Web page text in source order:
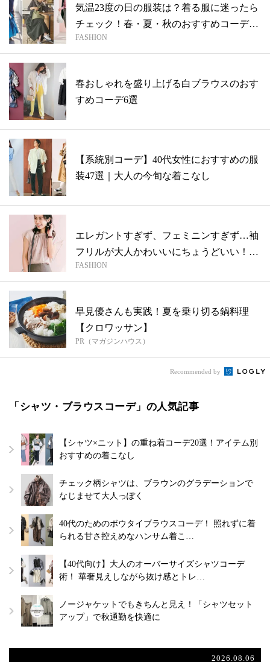
気温23度の日の服装は？着る服に迷ったら
チェック！春・夏・秋のおすすめコーデ
30...
FASHION
春おしゃれを盛り上げる白ブラウスのおす
すめコーデ6選
【系統別コーデ】40代女性におすすめの服
装47選｜大人の今旬な着こなし
エレガントすぎず、フェミニンすぎず…袖
フリルが大人かわいいにちょうどいい！
【今欲...
FASHION
早見優さんも実践！夏を乗り切る鍋料理
【クロワッサン】
PR（マガジンハウス）
Recommended by
「シャツ・ブラウスコーデ」の人気記事
【シャツ×ニット】の重ね着コーデ20選！アイテム別
おすすめの着こなし
チェック柄シャツは、ブラウンのグラデーションで
なじませて大人っぽく
40代のためのボウタイブラウスコーデ！ 照れずに着
られる甘さ控えめなハンサム着こ…
【40代向け】大人のオーバーサイズシャツコーデ
術！ 華奢見えしながら抜け感とトレ…
ノージャケットでもきちんと見え！「シャツセット
アップ」で秋通勤を快適に
2026.08.06